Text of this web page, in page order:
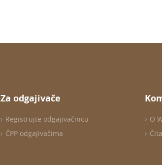
Za odgajivače
Registrujte odgajivačnicu
ČPP odgajivačima
O